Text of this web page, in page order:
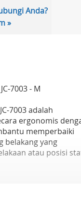
Anda?
»
7003 - M
7003 adalah
ergonomis
memperbaiki
belakang yang
atau posisi